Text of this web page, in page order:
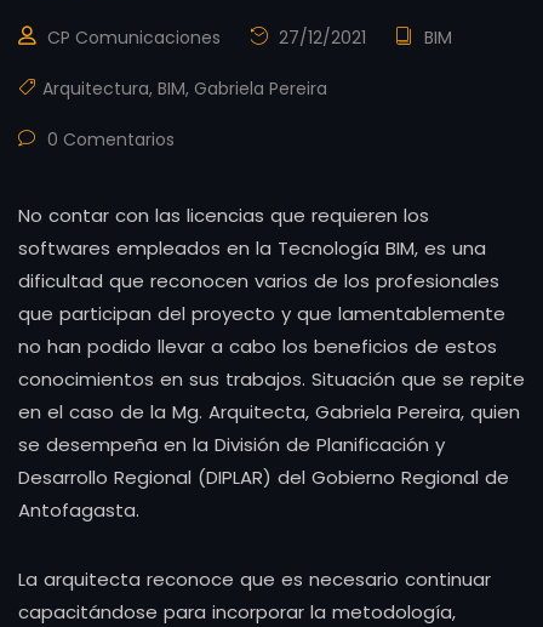
CP Comunicaciones 27/12/2021 BIM
Arquitectura, BIM, Gabriela Pereira
0 Comentarios
No contar con las licencias que requieren los
softwares empleados en la Tecnología BIM, es una
dificultad que reconocen varios de los profesionales
que participan del proyecto y que lamentablemente
no han podido llevar a cabo los beneficios de estos
conocimientos en sus trabajos. Situación que se repite
en el caso de la Mg. Arquitecta, Gabriela Pereira, quien
se desempeña en la División de Planificación y
Desarrollo Regional (DIPLAR) del Gobierno Regional de
Antofagasta.
La arquitecta reconoce que es necesario continuar
capacitándose para incorporar la metodología,